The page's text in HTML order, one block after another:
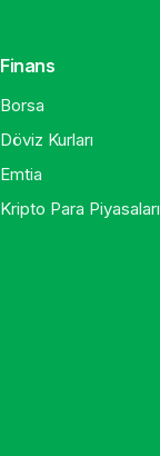
Finans
Borsa
Döviz Kurları
Emtia
Kripto Para Piyasaları